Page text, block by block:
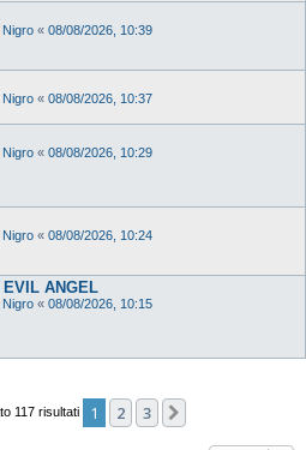
« 08/08/2026, 10:39
« 08/08/2026, 10:37
« 08/08/2026, 10:29
« 08/08/2026, 10:24
ANGEL
« 08/08/2026, 10:15
117 risultati 1 2 3